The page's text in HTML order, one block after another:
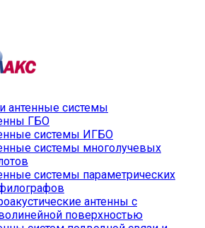
антенные системы
ГБО
системы ИГБО
системы многолучевых
системы параметрических
антенны с
поверхностью